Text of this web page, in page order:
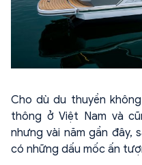
Cho dù du thuyền
thông ở Việt Nam và
nhưng vài năm gần đây,
có những dấu mốc ấn